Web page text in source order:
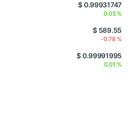
$ 0.99931747
0.05 %
$ 589.55
-0.78 %
$ 0.99991995
0.01 %